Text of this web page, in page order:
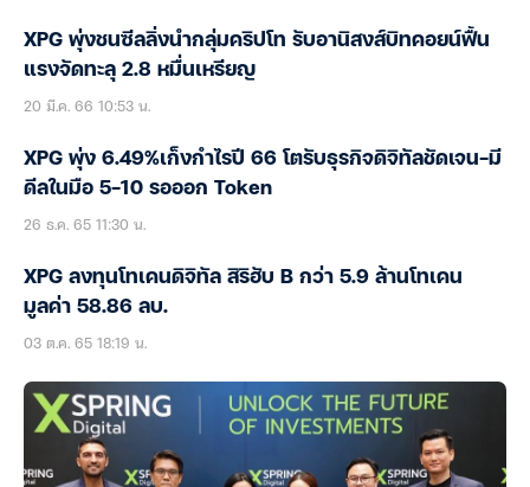
XPG พุ่งชนซีลลิ่งนำกลุ่มคริปโท รับอานิสงส์บิทคอยน์ฟื้น
แรงจัดทะลุ 2.8 หมื่นเหรียญ
20 มี.ค. 66 10:53 น.
XPG พุ่ง 6.49%เก็งกำไรปี 66 โตรับธุรกิจดิจิทัลชัดเจน-มี
ดีลในมือ 5-10 รอออก Token
26 ธ.ค. 65 11:30 น.
XPG ลงทุนโทเคนดิจิทัล สิริฮับ B กว่า 5.9 ล้านโทเคน
มูลค่า 58.86 ลบ.
03 ต.ค. 65 18:19 น.